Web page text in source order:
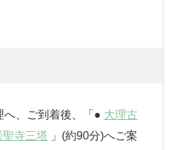
、ご到着後、「● 大理古
聖寺三塔 」(約90分)へご案